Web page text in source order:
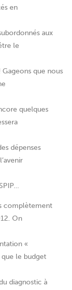
en
aux
le
que nous
quelques
dépenses
complètement
On
«
le budget
diagnostic à